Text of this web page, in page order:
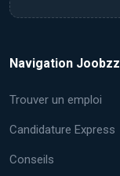
Navigation Joobzz
Trouver un emploi
Candidature Express
Conseils